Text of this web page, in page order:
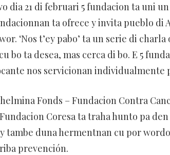
dia 21 di februari 5 fundacion ta uni
ta ofrece y invita pueblo
‘Nos t’ey pabo’ ta un serie di
bo ta desea, mas cerca di bo. E 5
nos servicionan individualmente
Fonds – Fundacion Contra
Coresa ta traha hunto pa
tambe duna hermentnan cu por
prevención.